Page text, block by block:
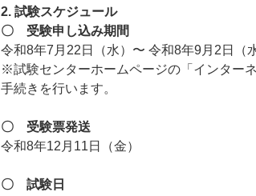
2. 試験スケジュール
〇 受験申し込み期間
令和8年7月22日（水）〜 令和8年9月2日（水
※試験センターホームページの「インター
手続きを行います。
〇 受験票発送
令和8年12月11日（金）
〇 試験日